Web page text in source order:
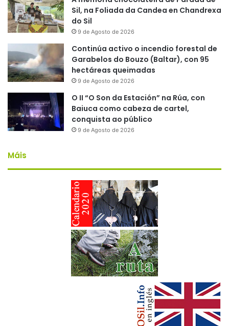
Sil, na Foliada da Candea en Chandrexa
do Sil
9 de Agosto de 2026
Continúa activo o incendio forestal de
Garabelos do Bouzo (Baltar), con 95
hectáreas queimadas
9 de Agosto de 2026
O II “O Son da Estación” na Rúa, con
Baiuca como cabeza de cartel,
conquista ao público
9 de Agosto de 2026
Máis